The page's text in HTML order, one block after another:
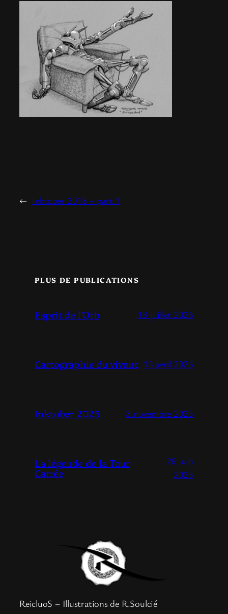
← Inktober 2018 – part.1
PLUS DE PUBLICATIONS
Esprit de l’Orb 18 juillet 2026
Cartographie du vivant 13 avril 2026
Inktober 2025 3 novembre 2025
La légende de la Tour
Carrée
26 juin
2025
ReicluoS – Illustrations de R.Soulcié